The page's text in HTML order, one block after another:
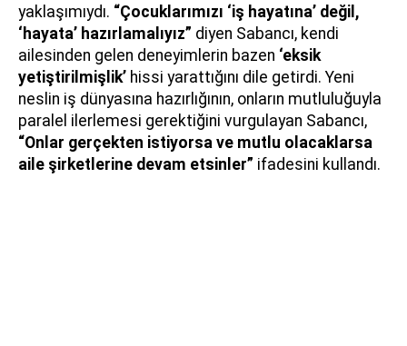
yaklaşımıydı. “Çocuklarımızı ‘iş hayatına’ değil,
‘hayata’ hazırlamalıyız” diyen Sabancı, kendi
ailesinden gelen deneyimlerin bazen ‘eksik
yetiştirilmişlik’ hissi yarattığını dile getirdi. Yeni
neslin iş dünyasına hazırlığının, onların mutluluğuyla
paralel ilerlemesi gerektiğini vurgulayan Sabancı,
“Onlar gerçekten istiyorsa ve mutlu olacaklarsa
aile şirketlerine devam etsinler” ifadesini kullandı.